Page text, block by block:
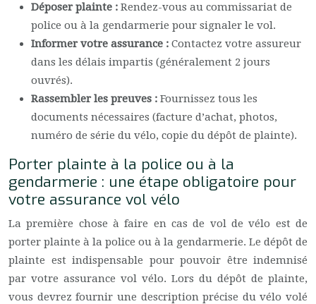
Déposer plainte : Rendez-vous au commissariat de
police ou à la gendarmerie pour signaler le vol.
Informer votre assurance : Contactez votre assureur
dans les délais impartis (généralement 2 jours
ouvrés).
Rassembler les preuves : Fournissez tous les
documents nécessaires (facture d’achat, photos,
numéro de série du vélo, copie du dépôt de plainte).
Porter plainte à la police ou à la
gendarmerie : une étape obligatoire pour
votre assurance vol vélo
La première chose à faire en cas de vol de vélo est de
porter plainte à la police ou à la gendarmerie. Le dépôt de
plainte est indispensable pour pouvoir être indemnisé
par votre assurance vol vélo. Lors du dépôt de plainte,
vous devrez fournir une description précise du vélo volé